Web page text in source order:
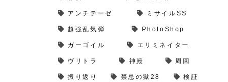
アンチテーゼ ミサイルSS
超強乱気弾 PhotoShop
ガーゴイル エリミネイター
ヴリトラ 神殿 周回
振り返り 禁忌の獄28 検証